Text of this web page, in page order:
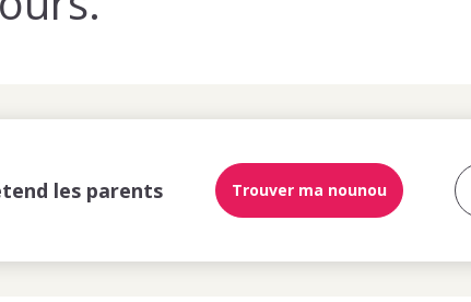
les parents Trouver ma nounou